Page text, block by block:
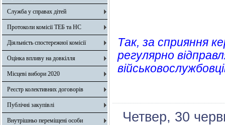
Служба у справах дітей
Протоколи комісії ТЕБ та НС
Діяльність спостережної комісії
Оцінка впливу на довкілля
Місцеві вибори 2020
Реєстр колективних договорів
Публічні закупівлі
Внутрішньо переміщені особи
Так, за сприяння
регулярно
Четвер, 30